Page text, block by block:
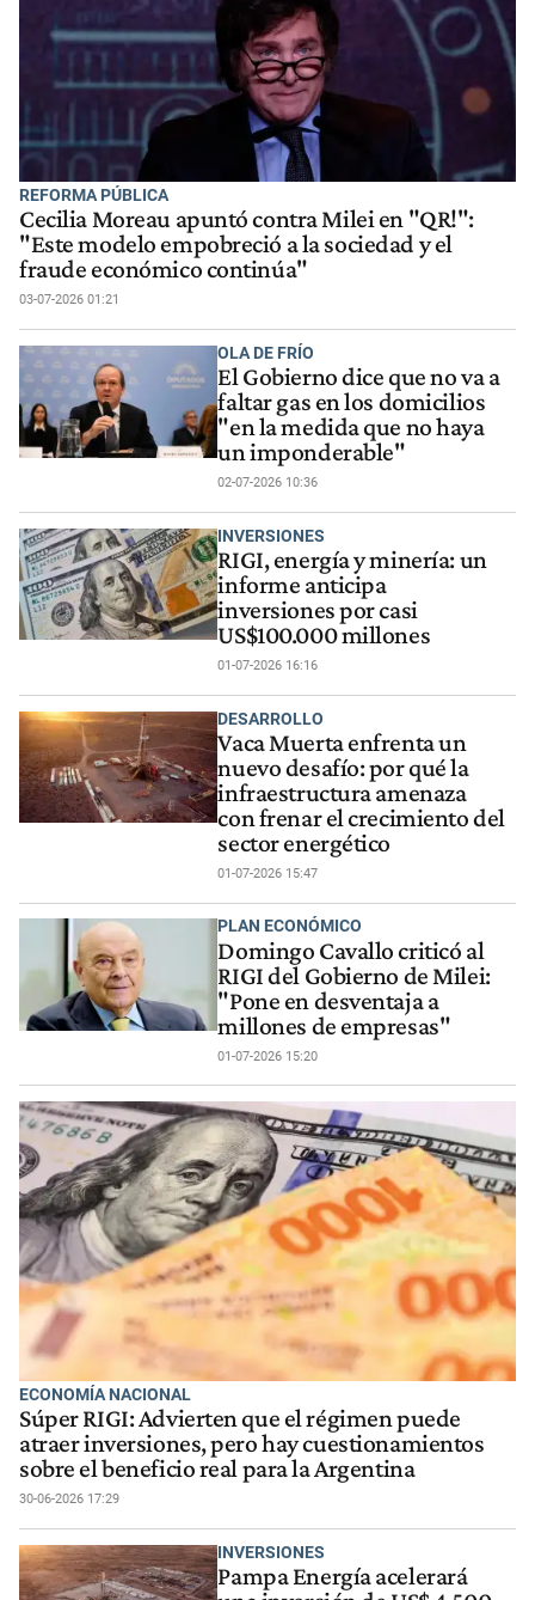
REFORMA PÚBLICA
Cecilia Moreau apuntó contra Milei en "QR!":
"Este modelo empobreció a la sociedad y el
fraude económico continúa"
03-07-2026 01:21
OLA DE FRÍO
El Gobierno dice que no va a
faltar gas en los domicilios
"en la medida que no haya
un imponderable"
02-07-2026 10:36
INVERSIONES
RIGI, energía y minería: un
informe anticipa
inversiones por casi
US$100.000 millones
01-07-2026 16:16
DESARROLLO
Vaca Muerta enfrenta un
nuevo desafío: por qué la
infraestructura amenaza
con frenar el crecimiento del
sector energético
01-07-2026 15:47
PLAN ECONÓMICO
Domingo Cavallo criticó al
RIGI del Gobierno de Milei:
"Pone en desventaja a
millones de empresas"
01-07-2026 15:20
ECONOMÍA NACIONAL
Súper RIGI: Advierten que el régimen puede
atraer inversiones, pero hay cuestionamientos
sobre el beneficio real para la Argentina
30-06-2026 17:29
INVERSIONES
Pampa Energía acelerará